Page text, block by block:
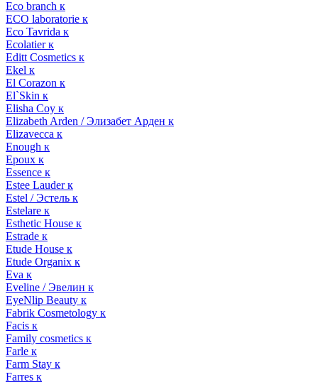
Eco branch к
ECO laboratorie к
Eco Tavrida к
Ecolatier к
Editt Cosmetics к
Ekel к
El Corazon к
El`Skin к
Elisha Coy к
Elizabeth Arden / Элизабет Арден к
Elizavecca к
Enough к
Epoux к
Essence к
Estee Lauder к
Estel / Эстель к
Estelare к
Esthetic House к
Estrade к
Etude House к
Etude Organix к
Eva к
Eveline / Эвелин к
EyeNlip Beauty к
Fabrik Cosmetology к
Facis к
Family cosmetics к
Farle к
Farm Stay к
Farres к